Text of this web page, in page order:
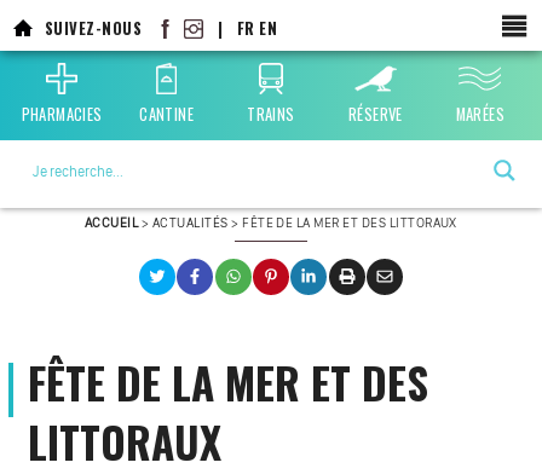
au
contenu
principal
SUIVEZ-NOUS | FR EN
PHARMACIES CANTINE TRAINS RÉSERVE MARÉES
ACCUEIL> ACTUALITÉS > FÊTE DE LA MER ET DES LITTORAUX
FÊTE DE LA MER ET DES
LITTORAUX